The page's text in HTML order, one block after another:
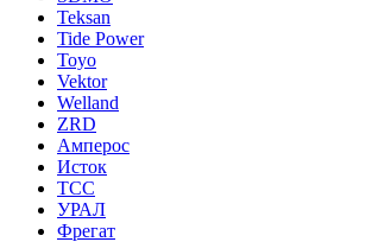
Teksan
Tide Power
Toyo
Vektor
Welland
ZRD
Амперос
Исток
ТСС
УРАЛ
Фрегат